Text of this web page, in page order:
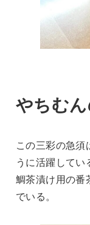
やちむ
この三彩の急
うに活躍して
鯛茶漬け用の番
でいる。